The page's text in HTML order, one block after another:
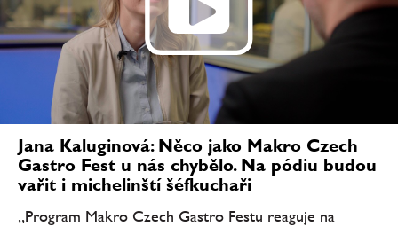
Jana Kaluginová: Něco jako Makro Czech
Gastro Fest u nás chybělo. Na pódiu budou
vařit i michelinští šéfkuchaři
„Program Makro Czech Gastro Festu reaguje na